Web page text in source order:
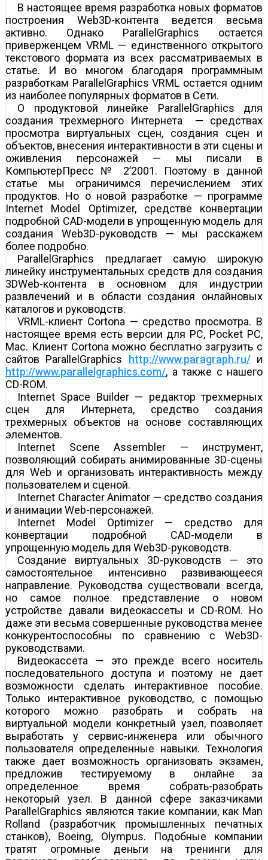
В настоящее время разработка новых форматов
построения Web3D-контента ведется весьма
активно. Однако ParallelGraphics остается
приверженцем VRML — единственного открытого
текстового формата из всех рассматриваемых в
статье. И во многом благодаря программным
разработкам ParallelGraphics VRML остается одним
из наиболее популярных форматов в Сети.
О продуктовой линейке ParallelGraphics для
создания трехмерного Интернета — средствах
просмотра виртуальных сцен, создания сцен и
объектов, внесения интерактивности в эти сцены и
оживления персонажей — мы писали в
КомпьютерПресс № 2’2001. Поэтому в данной
статье мы ограничимся перечислением этих
продуктов. Но о новой разработке — программе
Internet Model Optimizer, средстве конвертации
подробной CAD-модели в упрощенную модель для
создания Web3D-руководств — мы расскажем
более подробно.
ParallelGraphics предлагает самую широкую
линейку инструментальных средств для создания
3DWeb-контента в основном для индустрии
развлечений и в области создания онлайновых
каталогов и руководств.
VRML-клиент Cortona — средство просмотра. В
настоящее время есть версии для РС, Pocket PC,
Mac. Клиент Cortona можно бесплатно загрузить с
сайтов ParallelGraphics
http://www.paragraph.ru/и
http://www.parallelgraphics.com/, а также с нашего
CD-ROM.
Internet Space Builder — редактор трехмерных
сцен для Интернета, средство создания
трехмерных объектов на основе составляющих
элементов.
Internet Scene Assembler — инструмент,
позволяющий собирать анимированные 3D-сцены
для Web и организовать интерактивность между
пользователем и сценой.
Internet Character Animator — средство создания
и анимации Web-персонажей.
Internet Model Optimizer — средство для
конвертации подробной CAD-модели в
упрощенную модель для Web3D-руководств.
Создание виртуальных 3D-руководств — это
самостоятельное интенсивно развивающееся
направление. Руководства существовали всегда,
но самое полное представление о новом
устройстве давали видеокассеты и CD-ROM. Но
даже эти весьма совершенные руководства менее
конкурентоспособны по сравнению с Web3D-
руководствами.
Видеокассета — это прежде всего носитель
последовательного доступа и поэтому не дает
возможности сделать интерактивное пособие.
Только интерактивное руководство, с помощью
которого можно разобрать и собрать на
виртуальной модели конкретный узел, позволяет
выработать у сервис-инженера или обычного
пользователя определенные навыки. Технология
также дает возможность организовать экзамен,
предложив тестируемому в онлайне за
определенное время собрать-разобрать
некоторый узел. В данной сфере заказчиками
ParallelGraphics являются такие компании, как Man
Rolland (разработчик промышленных печатных
станков), Boeing, Olympus. Подобные компании
тратят огромные деньги на тренинги для